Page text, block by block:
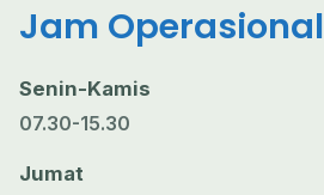
Jam Operasional
Senin-Kamis
07.30-15.30
Jumat